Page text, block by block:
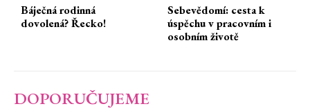
Báječná rodinná
dovolená? Řecko!
Sebevědomí: cesta k
úspěchu v pracovním i
osobním životě
DOPORUČUJEME